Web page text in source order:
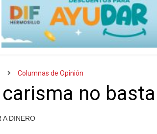
Columnas de Opinión
carisma no basta
A DINERO